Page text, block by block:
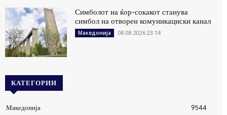
Симболот на ќор-сокакот станува
симбол на отворен комуникациски канал
Македонија 08.08.2026 23:14
КАТЕГОРИИ
Македонија
9544